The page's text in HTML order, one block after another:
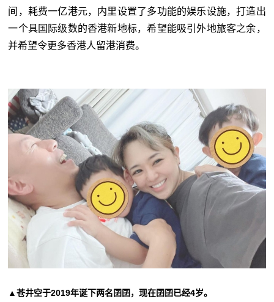
间，耗费一亿港元，内里设置了多功能的娱乐设施，打造出
一个具国际级数的香港新地标，希望能吸引外地旅客之余，
并希望令更多香港人留港消费。
▲苍井空于2019年诞下两名囝囝，现在囝囝已经4岁。